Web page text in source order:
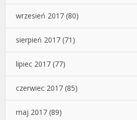
wrzesień 2017 (80)
sierpień 2017 (71)
lipiec 2017 (77)
czerwiec 2017 (85)
maj 2017 (89)